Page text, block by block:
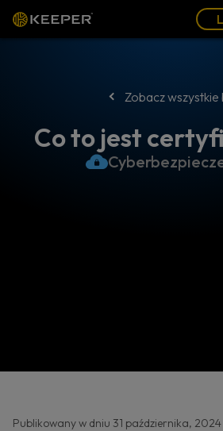
Zobacz wszystkie
Co to jest
Publikowany w dniu 31 października, 2024